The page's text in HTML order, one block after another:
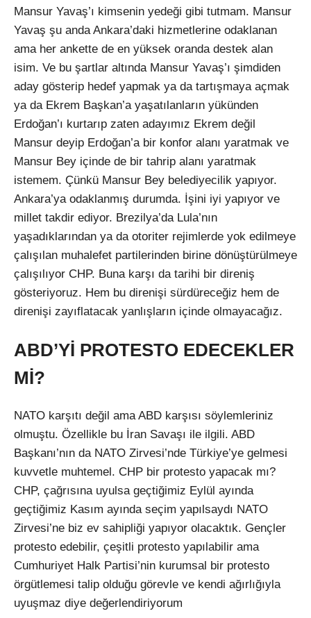
Mansur Yavaş’ı kimsenin yedeği gibi tutmam. Mansur
Yavaş şu anda Ankara’daki hizmetlerine odaklanan
ama her ankette de en yüksek oranda destek alan
isim. Ve bu şartlar altında Mansur Yavaş’ı şimdiden
aday gösterip hedef yapmak ya da tartışmaya açmak
ya da Ekrem Başkan’a yaşatılanların yükünden
Erdoğan’ı kurtarıp zaten adayımız Ekrem değil
Mansur deyip Erdoğan’a bir konfor alanı yaratmak ve
Mansur Bey içinde de bir tahrip alanı yaratmak
istemem. Çünkü Mansur Bey belediyecilik yapıyor.
Ankara’ya odaklanmış durumda. İşini iyi yapıyor ve
millet takdir ediyor. Brezilya’da Lula’nın
yaşadıklarından ya da otoriter rejimlerde yok edilmeye
çalışılan muhalefet partilerinden birine dönüştürülmeye
çalışılıyor CHP. Buna karşı da tarihi bir direniş
gösteriyoruz. Hem bu direnişi sürdüreceğiz hem de
direnişi zayıflatacak yanlışların içinde olmayacağız.
ABD’Yİ PROTESTO EDECEKLER
Mİ?
NATO karşıtı değil ama ABD karşısı söylemleriniz
olmuştu. Özellikle bu İran Savaşı ile ilgili. ABD
Başkanı’nın da NATO Zirvesi’nde Türkiye’ye gelmesi
kuvvetle muhtemel. CHP bir protesto yapacak mı?
CHP, çağrısına uyulsa geçtiğimiz Eylül ayında
geçtiğimiz Kasım ayında seçim yapılsaydı NATO
Zirvesi’ne biz ev sahipliği yapıyor olacaktık. Gençler
protesto edebilir, çeşitli protesto yapılabilir ama
Cumhuriyet Halk Partisi’nin kurumsal bir protesto
örgütlemesi talip olduğu görevle ve kendi ağırlığıyla
uyuşmaz diye değerlendiriyorum